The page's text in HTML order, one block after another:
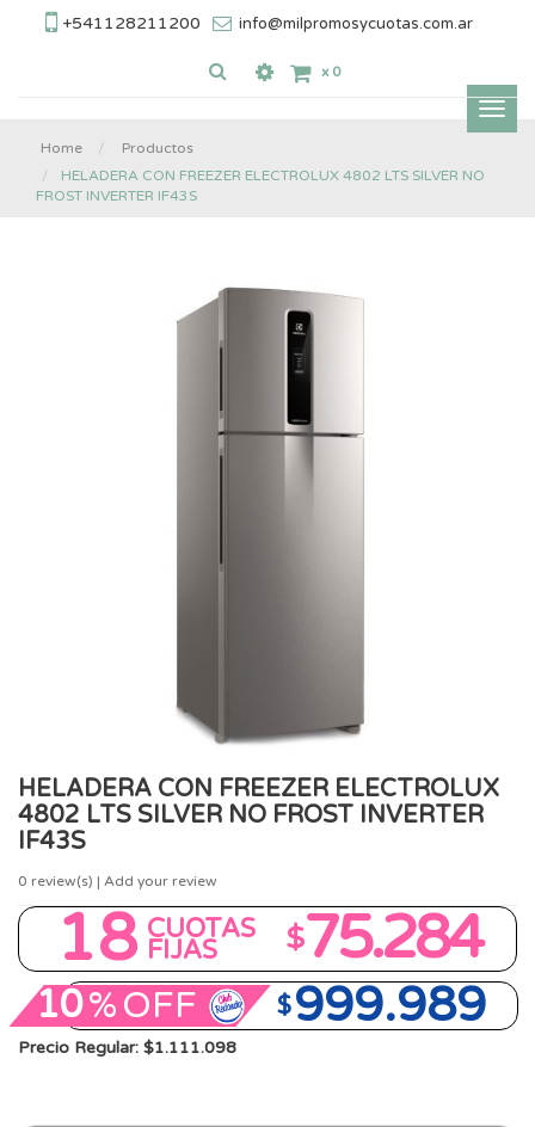
+541128211200 info@milpromosycuotas.com.ar
x 0
Home
Productos
HELADERA CON FREEZER ELECTROLUX 4802 LTS SILVER NO
FROST INVERTER IF43S
HELADERA CON FREEZER ELECTROLUX
4802 LTS SILVER NO FROST INVERTER
IF43S
0 review(s) | Add your review
18 CUOTAS
FIJAS $75.284
10%OFF $999.989
Precio Regular: $1.111.098